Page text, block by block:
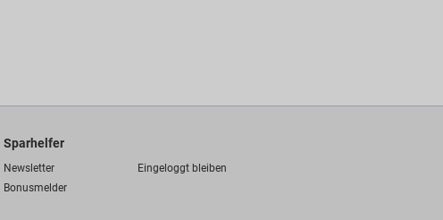
Sparhelfer
Newsletter
Eingeloggt bleiben
Bonusmelder